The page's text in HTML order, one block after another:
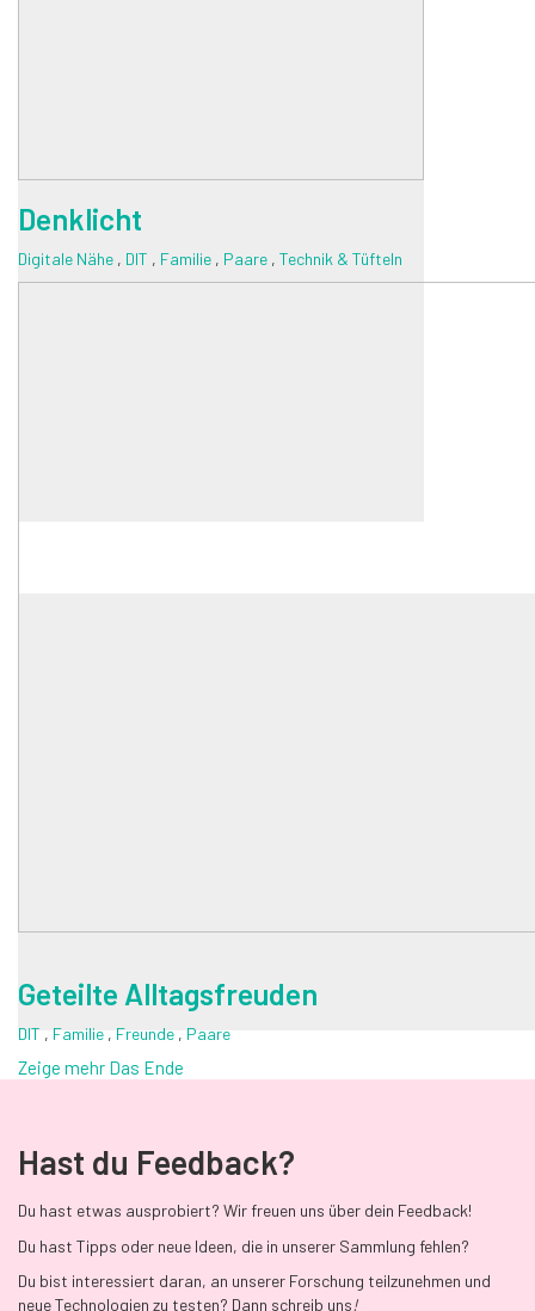
Denklicht
Digitale Nähe , DIT , Familie , Paare , Technik & Tüfteln
Geteilte Alltagsfreuden
DIT , Familie , Freunde , Paare
Zeige mehr Das Ende
Hast du Feedback?
Du hast etwas ausprobiert? Wir freuen uns über dein Feedback!
Du hast Tipps oder neue Ideen, die in unserer Sammlung fehlen?
Du bist interessiert daran, an unserer Forschung teilzunehmen und
neue Technologien zu testen? Dann schreib uns!